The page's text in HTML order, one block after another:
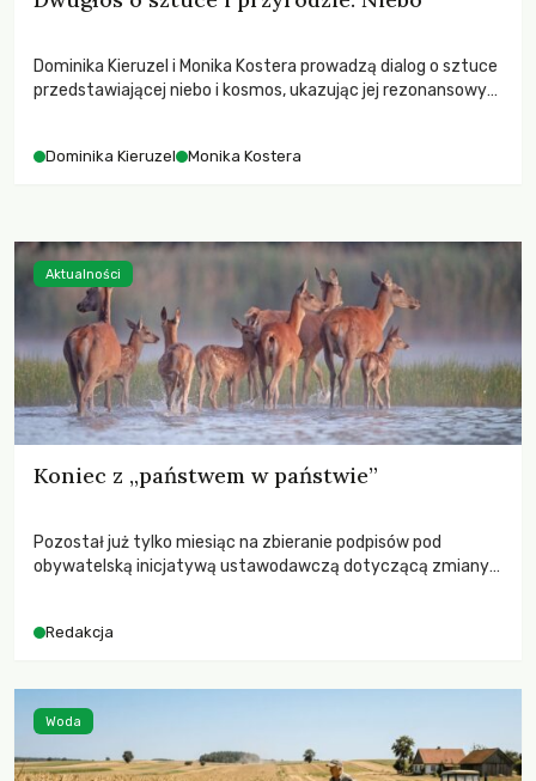
Dominika Kieruzel i Monika Kostera prowadzą dialog o sztuce
przedstawiającej niebo i kosmos, ukazując jej rezonansowy
Dominika Kieruzel Monika Kostera
Koniec z „państwem w państwie”
Pozostał już tylko miesiąc na zbieranie podpisów pod
obywatelską inicjatywą ustawodawczą dotyczącą zmiany
niezwykle korzystne rozwiązania dla przyrody i zwierząt,
funkcjonowania łowiectwa w Polsce.
Redakcja
Aktualności
Woda